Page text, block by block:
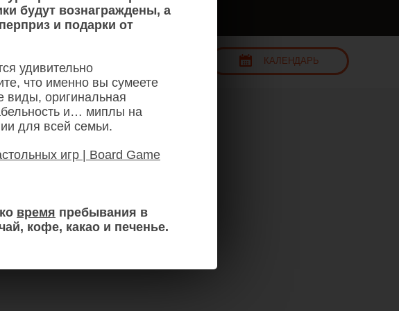
КАЛЕНДАРЬ
будут вознаграждены, а
и подарки от
удивительно
что именно вы сумеете
виды, оригинальная
и… миплы на
для всей семьи.
игр | Board Game
время пребывания в
кофе, какао и печенье.